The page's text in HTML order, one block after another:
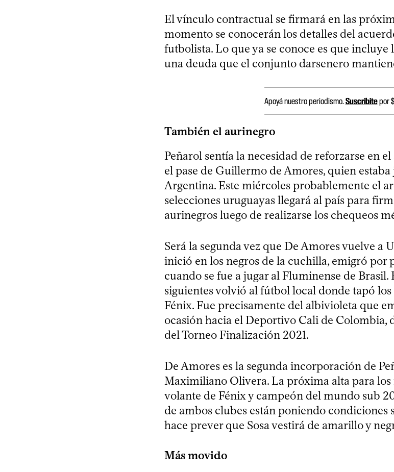
El vínculo contractual se firmará en las
momento se conocerán los detalles del
futbolista. Lo que ya se conoce es que
una deuda que el conjunto darsenero
Apoyá nuestro periodismo.Suscribitepor
También el aurinegro
Peñarol sentía la necesidad de reforzarse en
el pase de Guillermo de Amores, quien
Argentina. Este miércoles probablemente el
selecciones uruguayas llegará al país para
aurinegros luego de realizarse los chequeos
Será la segunda vez que De Amores vuelve a
inició en los negros de la cuchilla, emigró por
cuando se fue a jugar al Fluminense de Brasil.
siguientes volvió al fútbol local donde tapó los
Fénix. Fue precisamente del albivioleta que
ocasión hacia el Deportivo Cali de Colombia,
del Torneo Finalización 2021.
De Amores es la segunda incorporación de
Maximiliano Olivera. La próxima alta para los
volante de Fénix y campeón del mundo sub
de ambos clubes están poniendo condiciones
hace prever que Sosa vestirá de amarillo y
Más movido